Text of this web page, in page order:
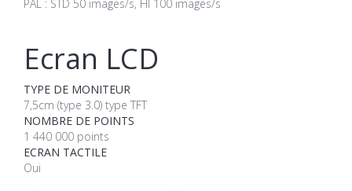
PAL : STD 50 images/s, HI 100 images/s
Ecran LCD
TYPE DE MONITEUR
7,5cm (type 3.0) type TFT
NOMBRE DE POINTS
1 440 000 points
ECRAN TACTILE
Oui